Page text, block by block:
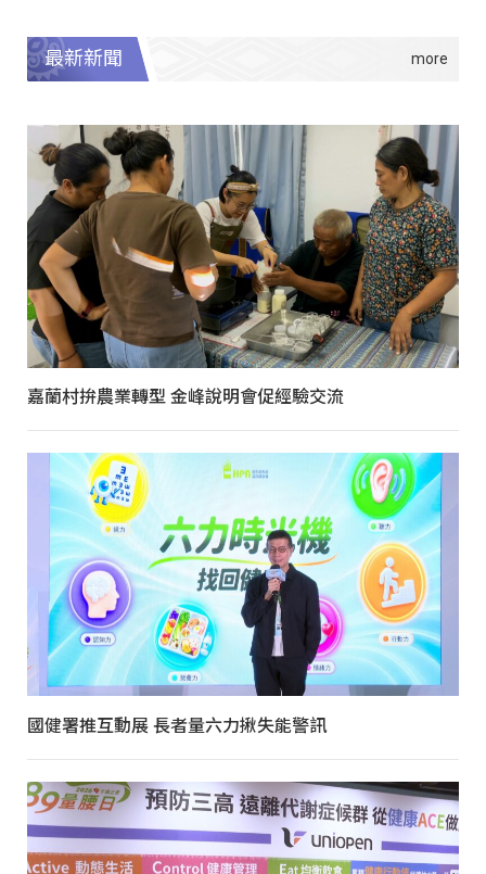
最新新聞
嘉蘭村拚農業轉型 金峰說明會促經驗交流
國健署推互動展 長者量六力揪失能警訊